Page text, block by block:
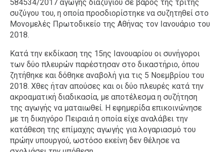
584534/2017 αγωγής διαζυγίου σε βάρος της τρίτης
συζύγου του, η οποία προσδιορίστηκε να συζητηθεί στο
Μονομελές Πρωτοδικείο της Αθήνας τον Ιανουάριο του
2018.
Κατά την εκδίκαση της 15ης Ιανουαρίου οι συνήγοροι
των δύο πλευρών παρέστησαν στο δικαστήριο, όπου
ζητήθηκε και δόθηκε αναβολή για τις 5 Νοεμβρίου του
2018. Χθες ήταν απούσες και οι δύο πλευρές κατά την
ακροαματική διαδικασία, με αποτέλεσμα η συζήτηση
της αγωγής να ματαιωθεί. Η εφημερίδα επικοινώνησε
με τη δικηγόρο Πειραιά η οποία είχε αναλάβει την
κατάθεση της επίμαχης αγωγής για λογαριασμό του
πρώην υπουργού, ωστόσο εκείνη δεν θέλησε να